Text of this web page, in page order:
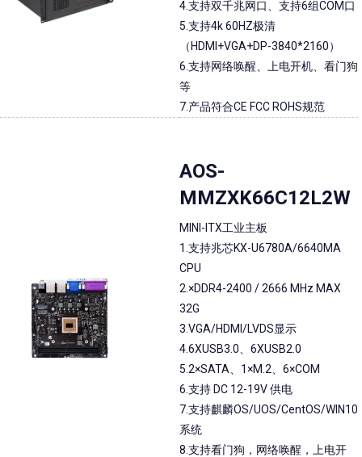
4.支持双千兆网口、支持6组COM口
5.支持4k 60HZ极清
（HDMI+VGA+DP-3840*2160）
6.支持网络唤醒、上电开机、看门狗
等
7.产品符合CE FCC ROHS规范
AOS-
MMZXK66C12L2W
MINI-ITX工业主板
1.支持兆芯KX-U6780A/6640MA
CPU
2.×DDR4-2400 / 2666 MHz MAX
32G
3.VGA/HDMI/LVDS显示
4.6XUSB3.0、6XUSB2.0
5.2×SATA、1×M.2、6×COM
6.支持 DC 12-19V 供电
7.支持麒麟OS/UOS/CentOS/WIN10
系统
8.支持看门狗，网络唤醒，上电开